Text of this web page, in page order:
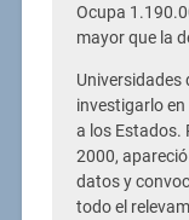
Ocupa
mayor que la
Universidades
investigarlo
a los Estados.
2000,
datos y
todo el